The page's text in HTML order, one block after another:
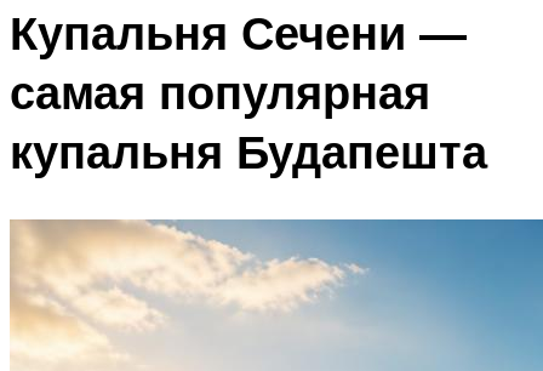
Купальня Сечени —
самая популярная
купальня Будапешта